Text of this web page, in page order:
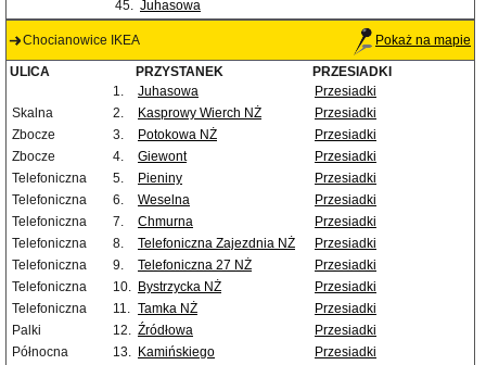
45. Juhasowa
Chocianowice IKEA Pokaż na mapie
ULICA PRZYSTANEK
PRZESIADKI
1.
Juhasowa
Przesiadki
Skalna
2. Kasprowy Wierch NŻ
Przesiadki
Zbocze
3. Potokowa NŻ
Przesiadki
Zbocze
4. Giewont
Przesiadki
Telefoniczna
5. Pieniny
Przesiadki
Telefoniczna
6. Weselna
Przesiadki
Telefoniczna
7. Chmurna
Przesiadki
Telefoniczna
8. Telefoniczna Zajezdnia NŻ
Przesiadki
Telefoniczna
9. Telefoniczna 27 NŻ
Przesiadki
Telefoniczna
10. Bystrzycka NŻ
Przesiadki
Telefoniczna
11. Tamka NŻ
Przesiadki
Palki
12. Źródłowa
Przesiadki
Północna
13. Kamińskiego
Przesiadki